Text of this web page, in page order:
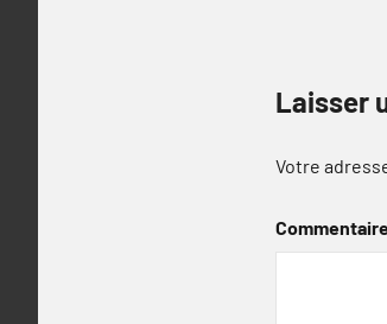
Laisser
Votre